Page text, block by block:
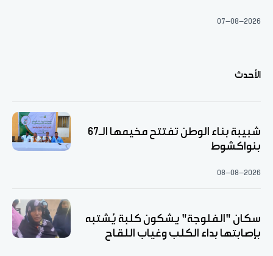
07-08-2026
الأحدث
شبيبة بناء الوطن تفتتح مخيمها الـ67
بنواكشوط
08-08-2026
سكان "الفلوجة" يشكون كلبة يُشتبه
بإصابتها بداء الكلب وغياب اللقاح